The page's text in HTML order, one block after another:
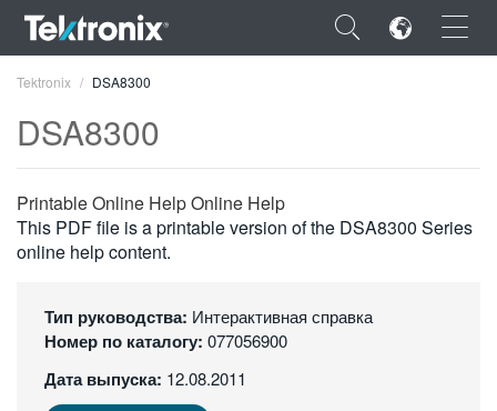
×
ENGLISH
FRANÇAIS
VIỆT NAM
简体中文
Tektronix DSA8300
DSA8300
Printable Online Help Online Help
This PDF file is a printable version of the DSA8300 Series
online help content.
Тип руководства: Интерактивная справка
Номер по каталогу: 077056900
Дата выпуска: 12.08.2011